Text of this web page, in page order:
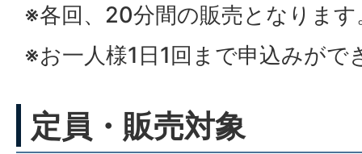
※各回、20分間の販売となりま
※お一人様1日1回まで申込みがで
定員・販売対象